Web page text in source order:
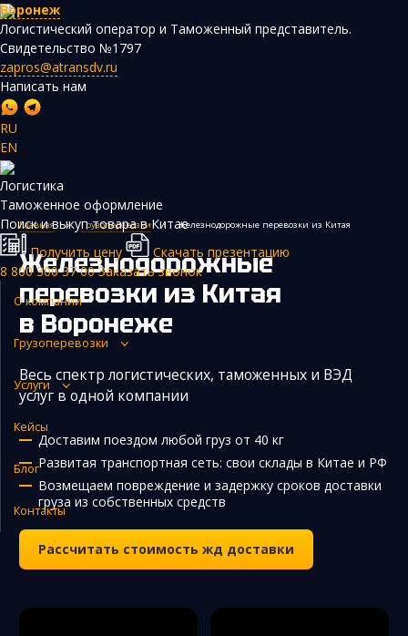
Воронеж
Логистический оператор и Таможенный представитель.
Свидетельство №1797
zapros@atransdv.ru
Написать нам
RU
EN
Логистика
Таможенное оформление
Поиск и выкуп товара в Китае
Получить цену
Скачать презентацию
8 800 300 37 00 Заказать звонок
О компании
Грузоперевозки
Услуги
Кейсы
Блог
Контакты
Авиаперевозки из Китая
Железнодорожные перевозки из Китая
Контейнерные перевозки из Китая
Морские грузоперевозки из Китая
Негабаритные и многотоннажные грузы из Китая
Сборные грузы из Китая
Закупка и поставка товаров из Китая
Поиск поставщика в Китае
Таможенное оформление
Главная › Грузоперевозки › Железнодорожные перевозки из Китая
Железнодорожные
перевозки из Китая
в Воронеже
Весь спектр логистических, таможенных и ВЭД
услуг в одной компании
Доставим поездом любой груз от 40 кг
Развитая транспортная сеть: свои склады в Китае и РФ
Возмещаем повреждение и задержку сроков доставки
груза из собственных средств
Рассчитать стоимость жд доставки